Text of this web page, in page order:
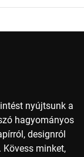
nyújtsunk a
hagyományos
designról
minket,